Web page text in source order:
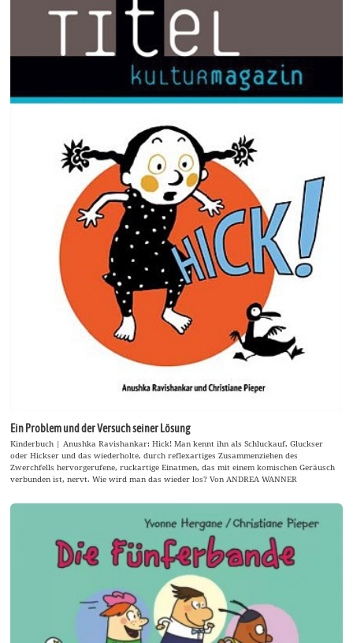
Ein Problem und der Versuch seiner Lösung
Kinderbuch | Anushka Ravishankar: Hick! Man kennt ihn als Schluckauf, Gluckser
oder Hickser und das wiederholte, durch reflexartiges Zusammenziehen des
Zwerchfells hervorgerufene, ruckartige Einatmen, das mit einem komischen Geräusch
verbunden ist, nervt. Wie wird man das wieder los? Von ANDREA WANNER